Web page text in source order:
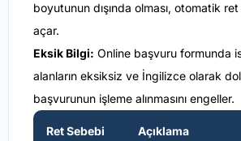
boyutunun dışında olması, otomatik
açar.
Eksik Bilgi: Online başvuru formunda
alanların eksiksiz ve İngilizce olarak
başvurunun işleme alınmasını engeller.
Ret Sebebi Açıklama